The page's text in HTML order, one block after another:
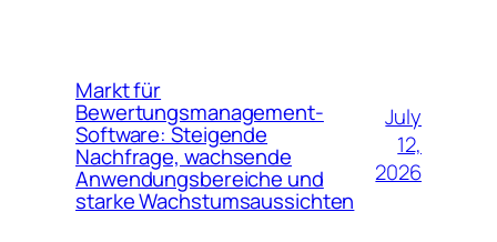
Markt für
Bewertungsmanagement-
Software: Steigende
Nachfrage, wachsende
Anwendungsbereiche und
starke Wachstumsaussichten
July
12,
2026